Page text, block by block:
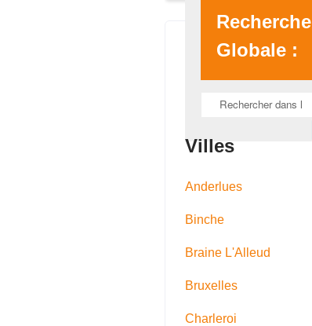
Recherche
Globale :
Villes
Anderlues
Binche
Braine L'Alleud
Bruxelles
Charleroi